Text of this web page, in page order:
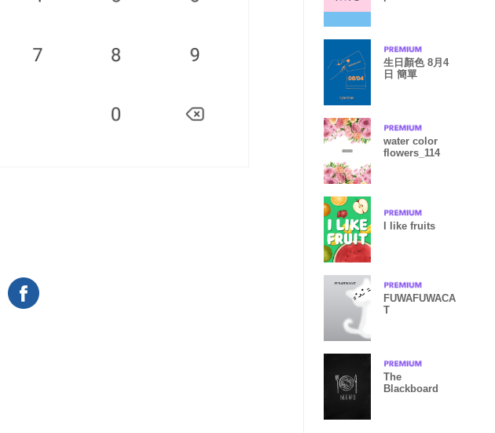
生日顏色 8月4
日 簡單
water color
flowers_114
I like fruits
FUWAFUWACA
T
The
Blackboard